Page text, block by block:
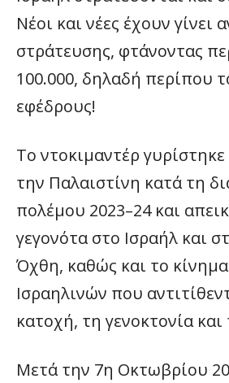
Νέοι και νέες έχουν γίνει
στράτευσης, φτάνοντας
100.000, δηλαδή περίπου
εφέδρους!
Το ντοκιμαντέρ
την Παλαιστίνη κατά τη
πολέμου 2023–24 και
γεγονότα στο Ισραήλ και
Όχθη, καθώς και το
Ισραηλινών που
κατοχή, τη γενοκτονία
Μετά την 7η Οκτωβρίου